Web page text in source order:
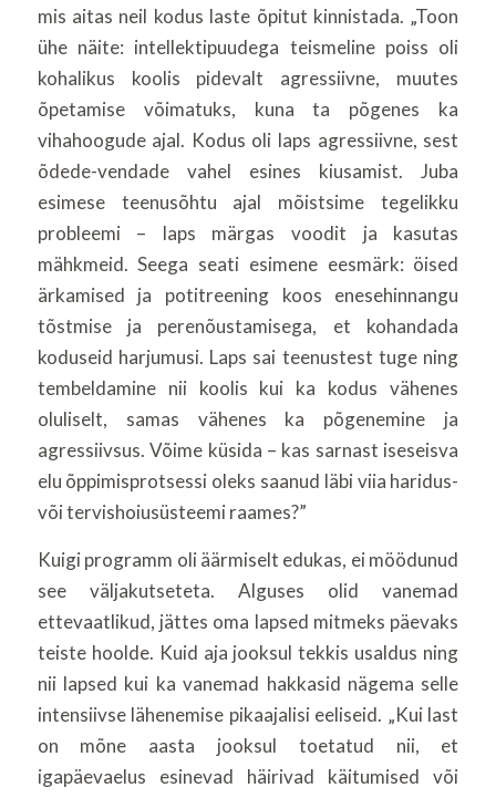
mis aitas neil kodus laste õpitut kinnistada. „Toon
ühe näite: intellektipuudega teismeline poiss oli
kohalikus koolis pidevalt agressiivne, muutes
õpetamise võimatuks, kuna ta põgenes ka
vihahoogude ajal. Kodus oli laps agressiivne, sest
õdede-vendade vahel esines kiusamist. Juba
esimese teenusõhtu ajal mõistsime tegelikku
probleemi – laps märgas voodit ja kasutas
mähkmeid. Seega seati esimene eesmärk: öised
ärkamised ja potitreening koos enesehinnangu
tõstmise ja perenõustamisega, et kohandada
koduseid harjumusi. Laps sai teenustest tuge ning
tembeldamine nii koolis kui ka kodus vähenes
oluliselt, samas vähenes ka põgenemine ja
agressiivsus. Võime küsida – kas sarnast iseseisva
elu õppimisprotsessi oleks saanud läbi viia haridus-
või tervishoiusüsteemi raames?”
Kuigi programm oli äärmiselt edukas, ei möödunud
see väljakutseteta. Alguses olid vanemad
ettevaatlikud, jättes oma lapsed mitmeks päevaks
teiste hoolde. Kuid aja jooksul tekkis usaldus ning
nii lapsed kui ka vanemad hakkasid nägema selle
intensiivse lähenemise pikaajalisi eeliseid. „Kui last
on mõne aasta jooksul toetatud nii, et
igapäevaelus esinevad häirivad käitumised või